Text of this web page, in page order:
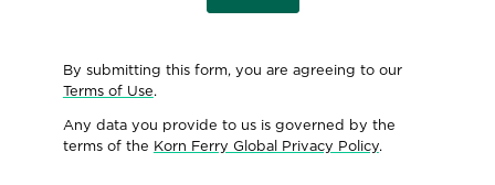
By submitting this form, you are agreeing to our
Terms of Use.
Any data you provide to us is governed by the
terms of the Korn Ferry Global Privacy Policy.